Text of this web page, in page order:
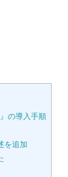
の導入手順
を追加